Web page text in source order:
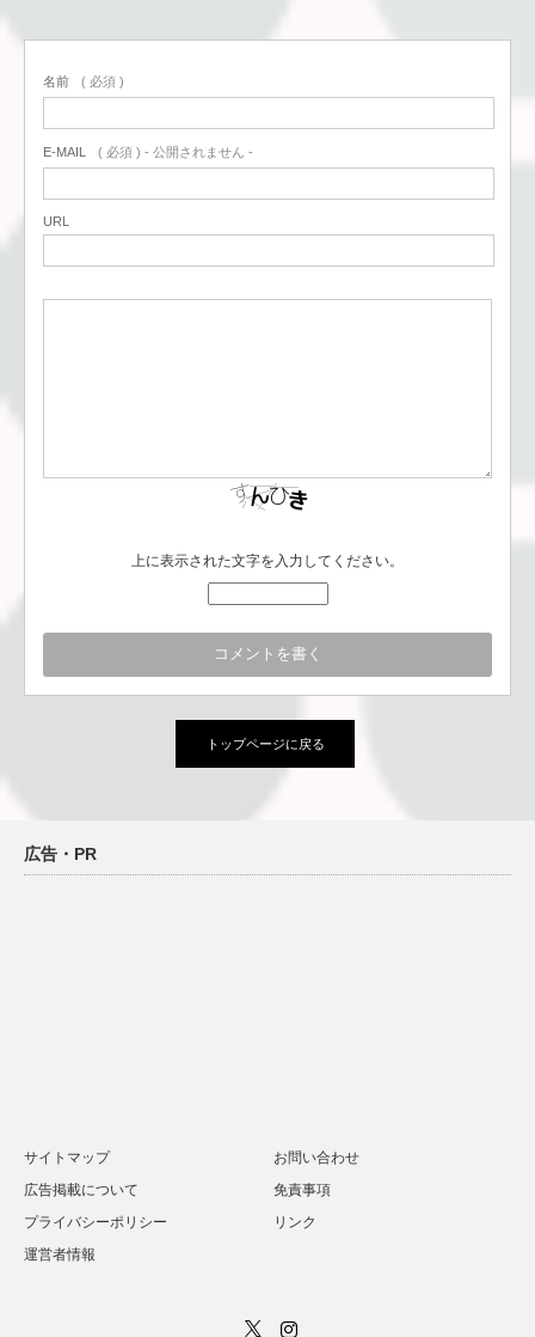
名前 ( 必須 )
E-MAIL ( 必須 ) - 公開されません -
URL
上に表示された文字を入力してください。
トップページに戻る
広告・PR
サイトマップ
お問い合わせ
広告掲載について
免責事項
プライバシーポリシー
リンク
運営者情報